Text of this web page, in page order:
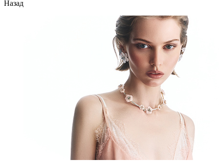
Назад